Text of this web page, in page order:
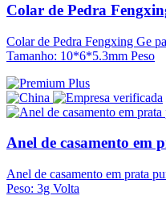
Colar de Pedra
Colar de Pedra Fengxing Ge
Tamanho: 10*6*5.3mm Peso
Anel de casamento em
Anel de casamento em prata
Peso: 3g Volta